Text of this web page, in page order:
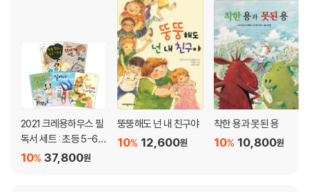
2021 크레용하우스 필
독서 세트 : 초등 5-6학
년
37,800원
10%
뚱뚱해도 넌 내 친구야
12,600원
10%
착한 용과 못된 용
10,800원
10%